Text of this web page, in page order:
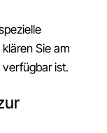
Sie am
ist.